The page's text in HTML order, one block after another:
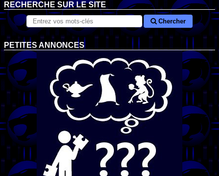
RECHERCHE SUR LE SITE
Chercher
PETITES ANNONCES